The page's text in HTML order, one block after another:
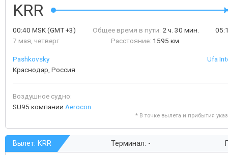
KRR
00:40 MSK(GMT +3)
7 мая, четверг
Общее время в пути: 2 ч. 30 мин.
Расстояние: 1595 км.
Pashkovsky
Краснодар, Россия
Ufa
Воздушное судно:
SU95 компании Aerocon
* В точке вылета и прибытия
Вылет: KRR Терминал: -